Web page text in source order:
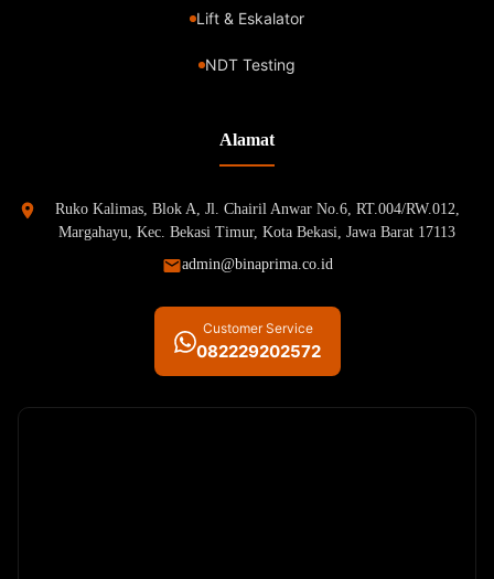
Lift & Eskalator
NDT Testing
Alamat
Ruko Kalimas, Blok A, Jl. Chairil Anwar No.6, RT.004/RW.012,
Margahayu, Kec. Bekasi Timur, Kota Bekasi, Jawa Barat 17113
admin@binaprima.co.id
Customer Service
082229202572